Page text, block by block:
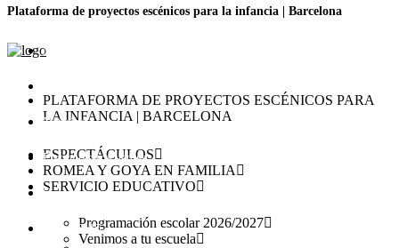
Plataforma de proyectos escénicos para la infancia | Barcelona
Nosotros
Noticias
Preguntas frecuentes
Contacto
Español
PLATAFORMA DE PROYECTOS ESCÉNICOS PARA
LA INFANCIA | BARCELONA
ESPECTÁCULOS
ROMEA Y GOYA EN FAMILIA
SERVICIO EDUCATIVO
Programación escolar 2026/2027
Venimos a tu escuela